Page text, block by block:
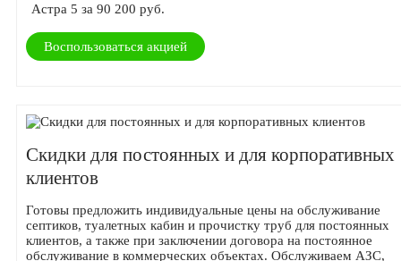
Астра 5 за 90 200 руб.
Воспользоваться акцией
Скидки для постоянных и для корпоративных
клиентов
Готовы предложить индивидуальные цены на обслуживание
септиков, туалетных кабин и прочистку труб для постоянных
клиентов, а также при заключении договора на постоянное
обслуживание в коммерческих объектах. Обслуживаем АЗС,